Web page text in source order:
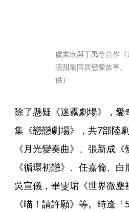
虞書欣與丁禹兮合作
演甜寵同居戀愛故事
供）
除了懸疑《迷霧劇場》，愛
集《戀戀劇場》，共7部陸
《月光變奏曲》、張新成
《循環初戀》、任嘉倫、
吳宣儀，畢雯珺《世界微
《喵！請許願》等。時逢